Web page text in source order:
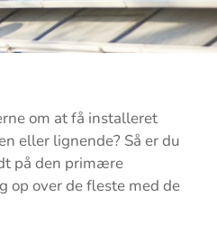
om at få installeret
eller lignende? Så er du
på den primære
op over de fleste med de